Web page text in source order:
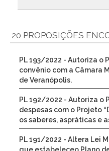
20 PROPOSIÇÕES
PL 193/2022 - Autoriza o
convênio com a Câmara
de Veranópolis.
PL 192/2022 - Autoriza o
despesas com o Projeto
os saberes, aspráticas e
PL 191/2022 - Altera Lei